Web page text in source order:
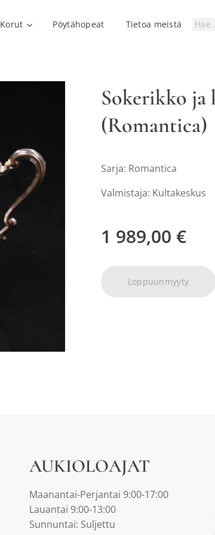
Korut Pöytähopeat Tietoa meistä
Sokerikko ja
(Romantica)
Sarja: Romantica
Valmistaja: Kultakeskus
1 989,00 €
Loppuunmyyty
AUKIOLOAJAT
Maanantai-Perjantai 9:00-17:00
Lauantai 9:00-13:00
Sunnuntai: Suljettu